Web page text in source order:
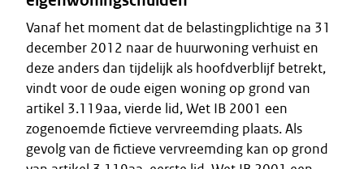
Vanaf het moment dat de belastingplichtige na 31
december 2012 naar de huurwoning verhuist en
deze anders dan tijdelijk als hoofdverblijf betrekt,
vindt voor de oude eigen woning op grond van
artikel 3.119aa, vierde lid, Wet IB 2001 een
zogenoemde fictieve vervreemding plaats. Als
gevolg van de fictieve vervreemding kan op grond